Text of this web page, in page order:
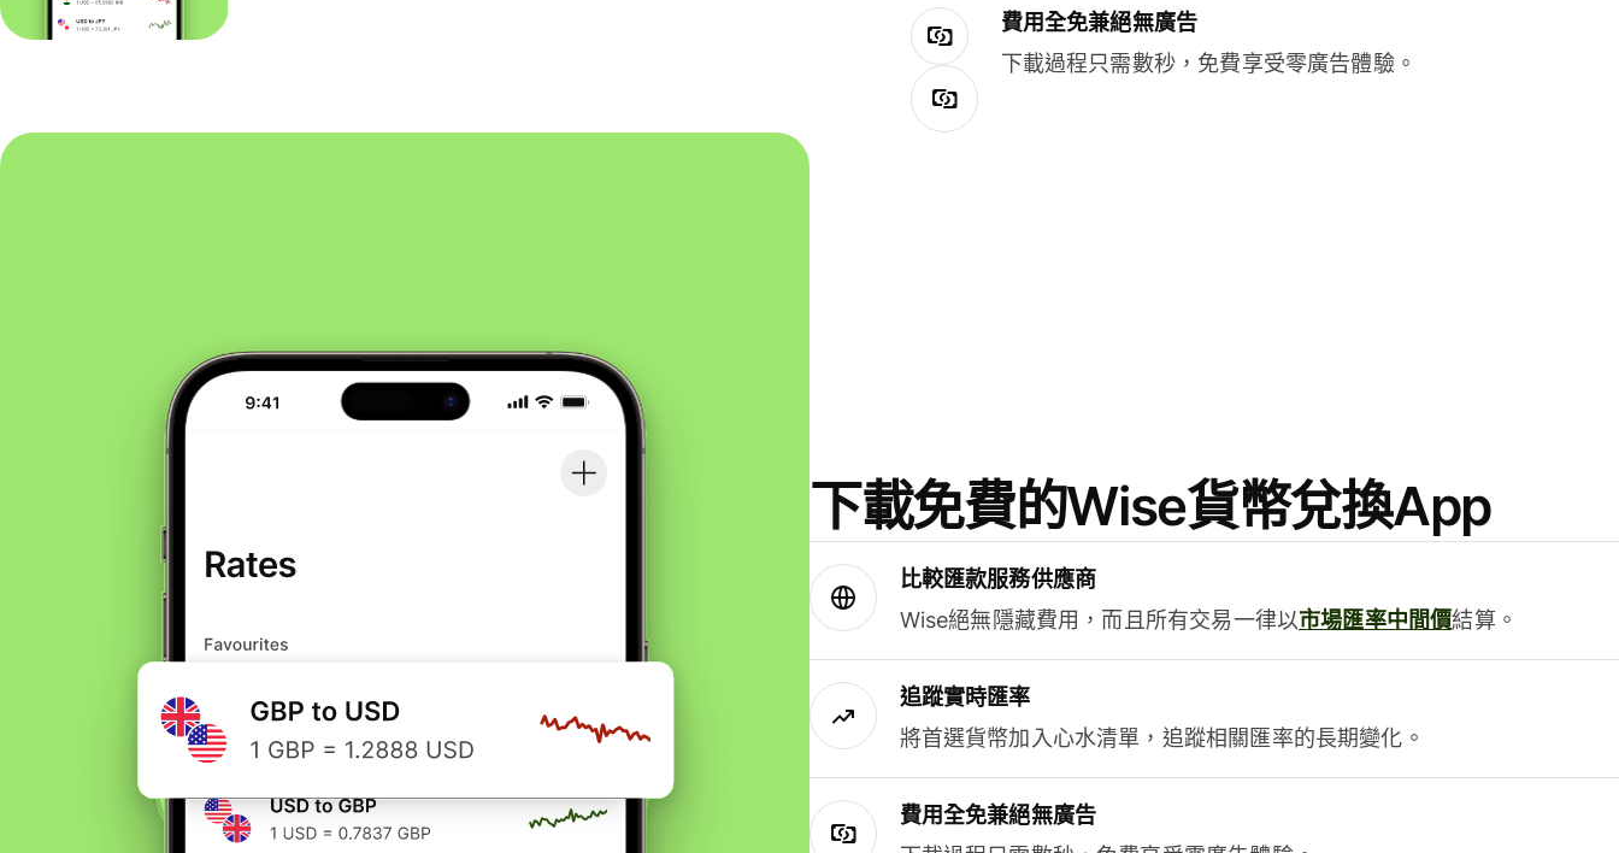
費用全免兼絕無廣告
下載過程只需數秒，免費享受零廣告體驗。
下載免費的Wise貨幣兌換App
比較匯款服務供應商
Wise絕無隱藏費用，而且所有交易一律以市場匯率中間價結算。
追蹤實時匯率
將首選貨幣加入心水清單，追蹤相關匯率的長期變化。
費用全免兼絕無廣告